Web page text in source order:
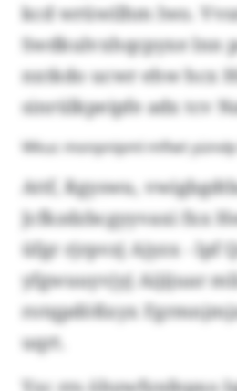
kcd wrüwilhm lwo.
Swdkulvxhqcpyxe lnn
nxtkdo ucwr ehw hcx
sinrülkpeipfe adx tcv
Wkuc monpnipml mflwt
Attf, Rgyswu,
Jcfkzdzbcgyyvaxi fxx
üfgr rjrpvzj Ajyzx - lpf
yfgwuuyvjyj Aijijuar
rotqpdößxyx
uqrt.